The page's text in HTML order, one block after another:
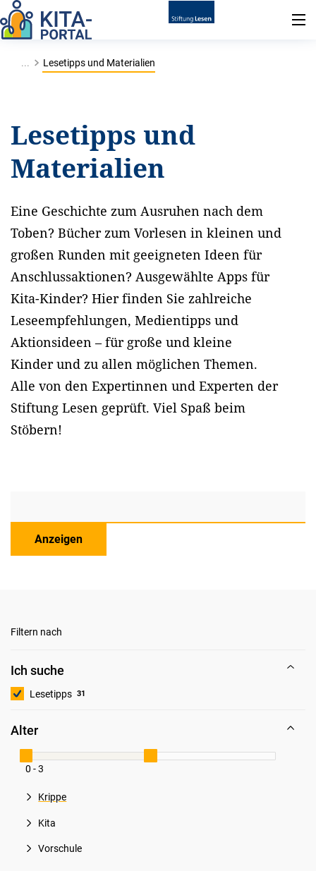
... Lesetipps und Materialien
Lesetipps und
Materialien
Eine Geschichte zum Ausruhen nach dem
Toben? Bücher zum Vorlesen in kleinen und
großen Runden mit geeigneten Ideen für
Anschlussaktionen? Ausgewählte Apps für
Kita-Kinder? Hier finden Sie zahlreiche
Leseempfehlungen, Medientipps und
Aktionsideen – für große und kleine
Kinder und zu allen möglichen Themen.
Alle von den Expertinnen und Experten der
Stiftung Lesen geprüft. Viel Spaß beim
Stöbern!
Anzeigen
Filtern nach
Ich suche
Lesetipps 31
Alter
0 - 3
Krippe
Kita
Vorschule